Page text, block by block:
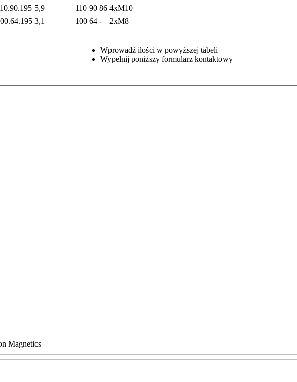
5,9 110 90 86 4xM10
3,1 100 64 -
2xM8
Wprowadź ilości w powyższej tabeli
Wypełnij poniższy formularz kontaktowy
Magnetics